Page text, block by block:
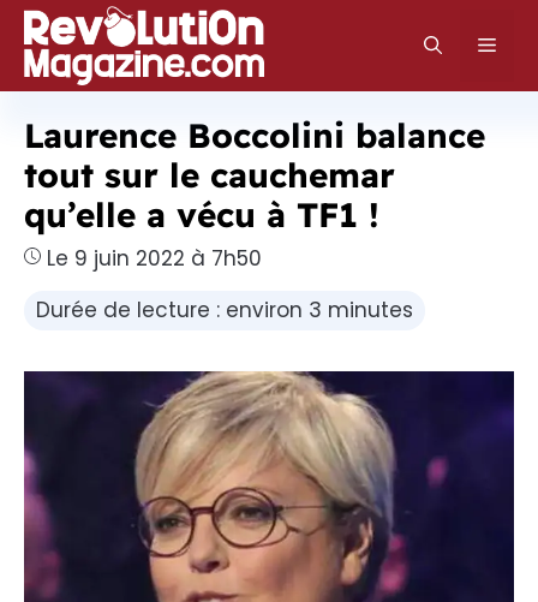
Aller
au
contenu
Laurence Boccolini balance
tout sur le cauchemar
qu’elle a vécu à TF1 !
Le 9 juin 2022 à 7h50
Durée de lecture : environ 3 minutes